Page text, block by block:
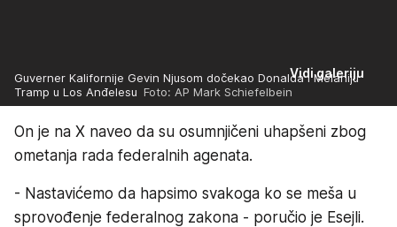
Vidi galeriju
Guverner Kalifornije Gevin Njusom dočekao Donalda i Melaniju
Tramp u Los Anđelesu Foto: AP Mark Schiefelbein
On je na X naveo da su osumnjičeni uhapšeni zbog
ometanja rada federalnih agenata.
- Nastavićemo da hapsimo svakoga ko se meša u
sprovođenje federalnog zakona - poručio je Esejli.